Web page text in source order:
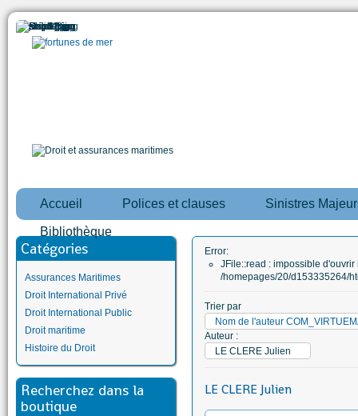
Accueil Polices et clauses Sinistres
Bibliothèque
Catégories
Assurances Maritimes
Droit International Privé
Droit International Public
Droit maritime
Histoire du Droit
Recherchez dans la
boutique
Error:
JFile::read : impossible d'ouvrir
/homepages/20/d153335264/
Trier par
Nom de l'auteur
Auteur :
LE CLERE Julien
LE CLERE Julien